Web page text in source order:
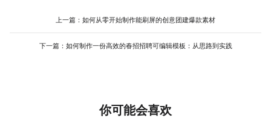
极大简化了后续流程。
所有使用的图片都应清晰、明亮、主题明确，模糊或带有水印的图
饰和冗余文字，只保留最核心的信息。遵循这些原则，即使设计简
上一篇： 如何从零开始制作能刷屏的创意团建爆款素材
下一篇： 如何制作一份高效的春招招聘可编辑模板：从思路到实践
你可能会喜欢